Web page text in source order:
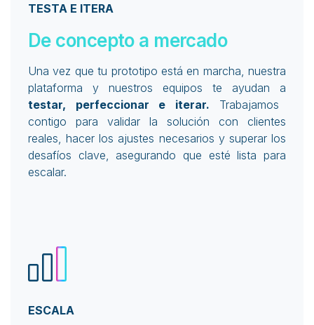
TESTA E ITERA
De concepto a mercado
Una vez que tu prototipo está en marcha, nuestra
plataforma y nuestros equipos te ayudan a
testar, perfeccionar e iterar. Trabajamos
contigo para validar la solución con clientes
reales, hacer los ajustes necesarios y superar los
desafíos clave, asegurando que esté lista para
escalar.
ESCALA